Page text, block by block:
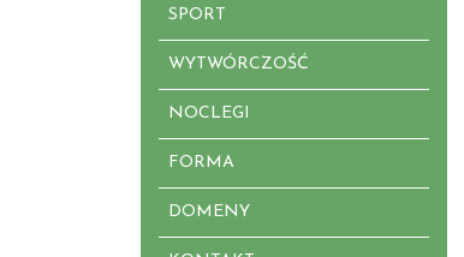
SPORT
WYTWÓRCZOŚĆ
NOCLEGI
FORMA
DOMENY